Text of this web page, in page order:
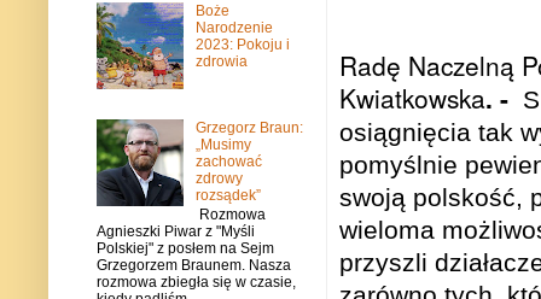
Radę Naczelną
Kwiatkowska. -
osiągnięcia tak
pomyślnie
swoją polskość,
wieloma
przyszli
Boże
Narodzenie
2023: Pokoju i
zdrowia
Grzegorz Braun:
„Musimy
zachować
zdrowy
rozsądek”
Rozmowa
Agnieszki Piwar z "Myśli
Polskiej" z posłem na Sejm
Grzegorzem Braunem. Nasza
rozmowa zbiegła się w czasie,